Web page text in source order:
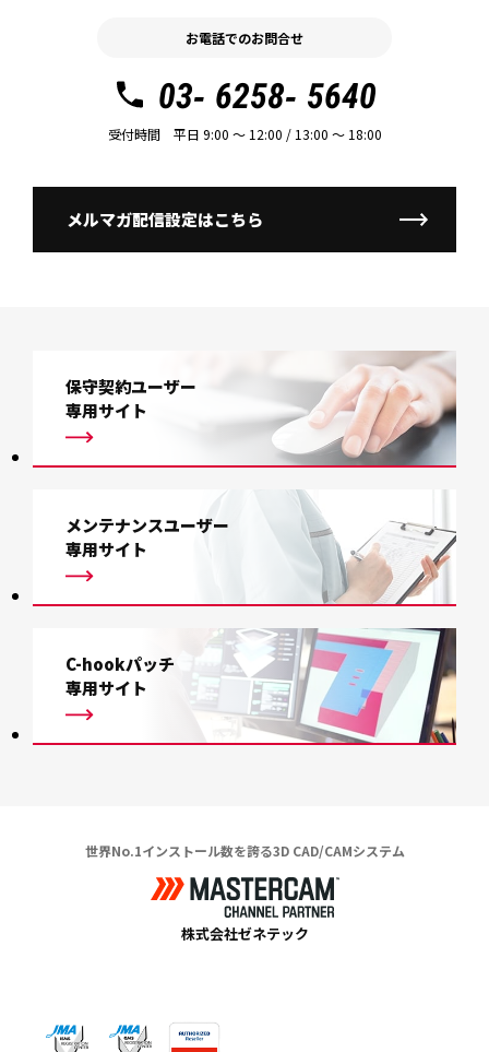
お電話でのお問合せ
03- 6258- 5640
受付時間 平日 9:00 〜 12:00 / 13:00 〜 18:00
メルマガ配信設定はこちら
保守契約ユーザー
専用サイト
メンテナンスユーザー
専用サイト
C-hookパッチ
専用サイト
世界No.1インストール数を誇る3D CAD/CAMシステム
株式会社ゼネテック